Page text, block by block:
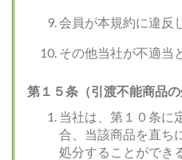
会員が本規約に違反
その他当社が不適当
第１５条（引渡不能商品の
当社は、第１０条に
合、当該商品を直ち
処分することができ